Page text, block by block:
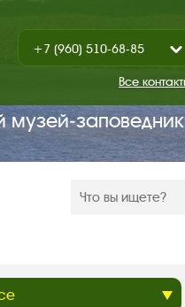
/
+7 (960) 510-68-85
+7 (930) 347-67-70
Все
музей‑заповедник